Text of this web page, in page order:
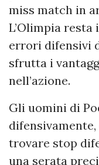
miss match in
L’Olimpia resta
errori difensivi
sfrutta i
nell’azione.
Gli uomini di
trovare stop
una serata